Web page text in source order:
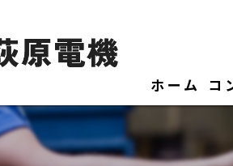
ホーム コ